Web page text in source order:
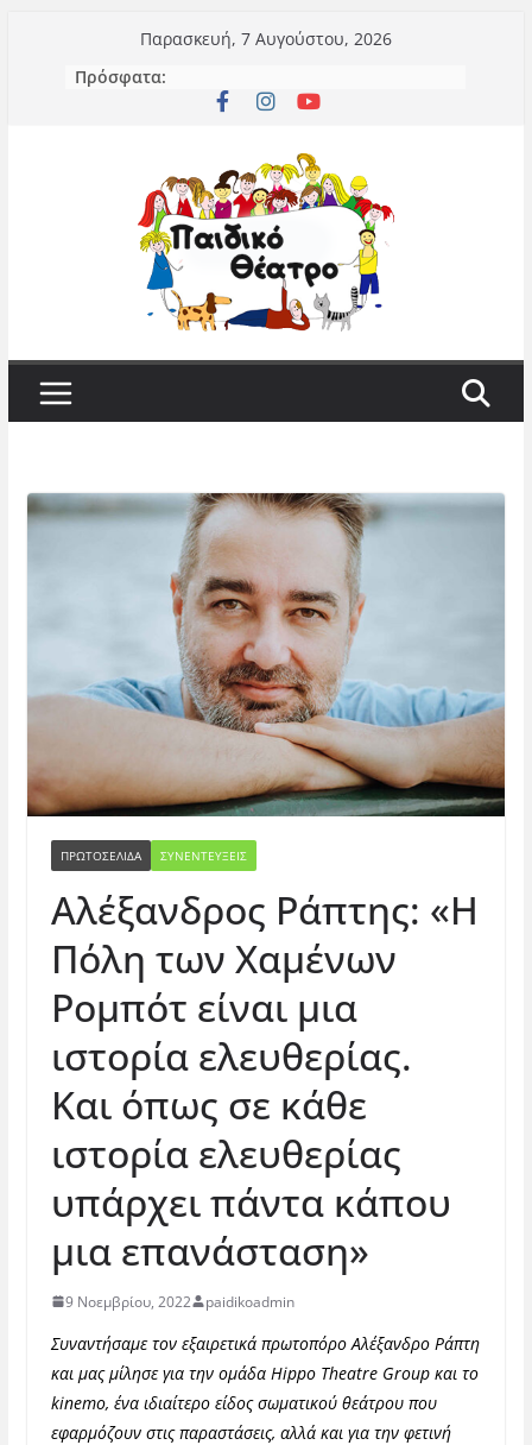
περιεχόμενο
Παρασκευή, 7 Αυγούστου, 2026
Πρόσφατα:
ΠΡΩΤΟΣΕΛΙΔΑ ΣΥΝΕΝΤΕΥΞΕΙΣ
Αλέξανδρος Ράπτης: «Η
Πόλη των Χαμένων
Ρομπότ είναι μια
ιστορία ελευθερίας.
Και όπως σε κάθε
ιστορία ελευθερίας
υπάρχει πάντα κάπου
μια επανάσταση»
9 Νοεμβρίου, 2022 paidikoadmin
Συναντήσαμε τον εξαιρετικά πρωτοπόρο Αλέξανδρο Ράπτη
και μας μίλησε για την ομάδα Hippo Theatre Groupκαι το
kinemo, ένα ιδιαίτερο είδος σωματικού θεάτρου που
εφαρμόζουν στις παραστάσεις, αλλά και για την φετινή